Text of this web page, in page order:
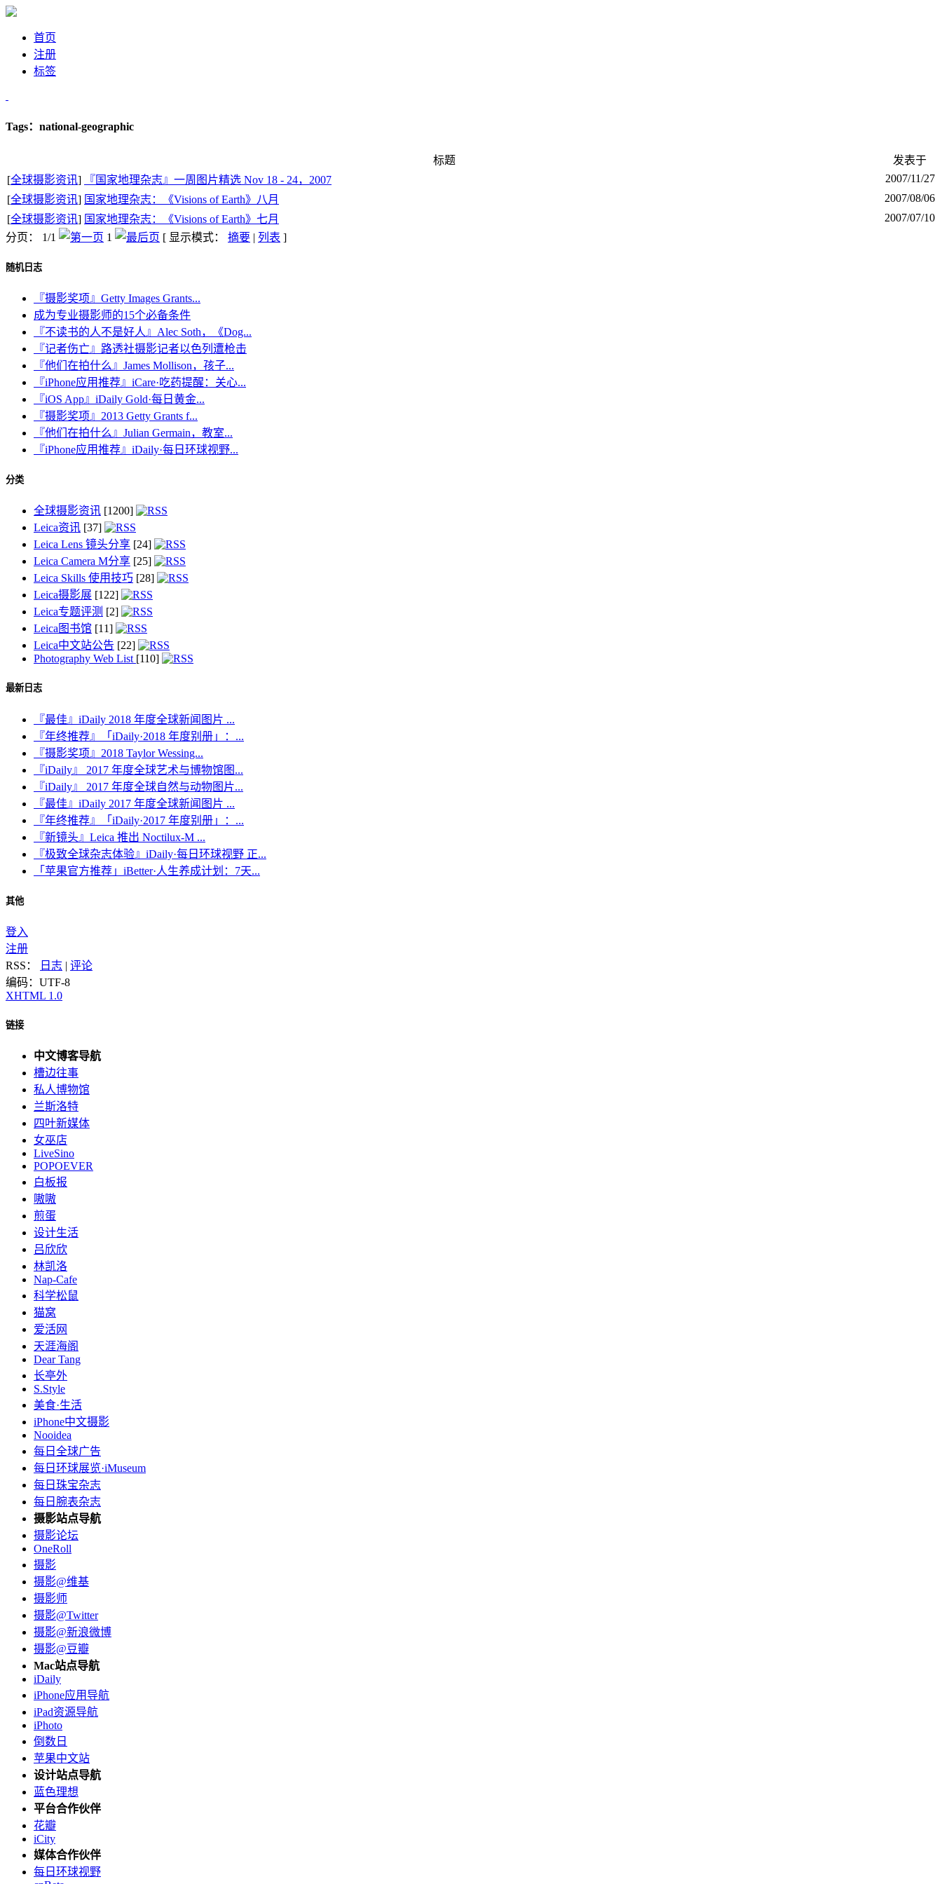
首页
注册
标签
Tags：national-geographic
标题
发表于
[全球摄影资讯] 『国家地理杂志』一周图片精选 Nov 18 - 24，2007
2007/11/27
[全球摄影资讯] 国家地理杂志：《Visions of Earth》八月
2007/08/06
[全球摄影资讯] 国家地理杂志：《Visions of Earth》七月
2007/07/10
分页： 1/1
1 [ 显示模式： 摘要 | 列表 ]
随机日志
『摄影奖项』Getty Images Grants...
成为专业摄影师的15个必备条件
『不读书的人不是好人』Alec Soth，《Dog...
『记者伤亡』路透社摄影记者以色列遭枪击
『他们在拍什么』James Mollison，孩子...
『iPhone应用推荐』iCare·吃药提醒：关心...
『iOS App』iDaily Gold·每日黄金...
『摄影奖项』2013 Getty Grants f...
『他们在拍什么』Julian Germain，教室...
『iPhone应用推荐』iDaily·每日环球视野...
分类
全球摄影资讯 [1200]
Leica资讯 [37]
Leica Lens 镜头分享 [24]
Leica Camera M分享 [25]
Leica Skills 使用技巧 [28]
Leica摄影展 [122]
Leica专题评测 [2]
Leica图书馆 [11]
Leica中文站公告 [22]
Photography Web List [110]
最新日志
『最佳』iDaily 2018 年度全球新闻图片 ...
『年终推荐』「iDaily·2018 年度别册」：...
『摄影奖项』2018 Taylor Wessing...
『iDaily』 2017 年度全球艺术与博物馆图...
『iDaily』 2017 年度全球自然与动物图片...
『最佳』iDaily 2017 年度全球新闻图片 ...
『年终推荐』「iDaily·2017 年度别册」：...
『新镜头』Leica 推出 Noctilux-M ...
『极致全球杂志体验』iDaily·每日环球视野 正...
「苹果官方推荐」iBetter·人生养成计划：7天...
其他
登入
注册
RSS：
日志 | 评论
编码：UTF-8
XHTML 1.0
链接
中文博客导航
槽边往事
私人博物馆
兰斯洛特
四叶新媒体
女巫店
LiveSino
POPOEVER
白板报
嗷嗷
煎蛋
设计生活
吕欣欣
林凯洛
Nap-Cafe
科学松鼠
猫窝
爱活网
天涯海阁
Dear Tang
长亭外
S.Style
美食·生活
iPhone中文摄影
Nooidea
每日全球广告
每日环球展览·iMuseum
每日珠宝杂志
每日腕表杂志
摄影站点导航
摄影论坛
OneRoll
摄影
摄影@维基
摄影师
摄影@Twitter
摄影@新浪微博
摄影@豆瓣
Mac站点导航
iDaily
iPhone应用导航
iPad资源导航
iPhoto
倒数日
苹果中文站
设计站点导航
蓝色理想
平台合作伙伴
花瓣
iCity
媒体合作伙伴
每日环球视野